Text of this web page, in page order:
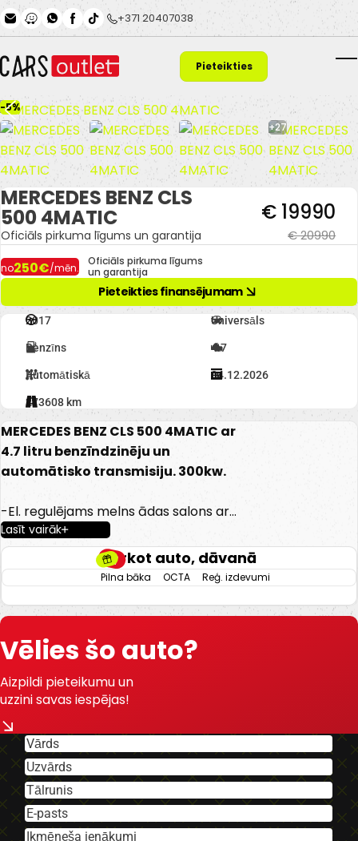
Skip to main content+371 20407038
Pieteikties
finansējumam
-5%
+27
MERCEDES BENZ CLS
500 4MATIC
Oficiāls pirkuma līgums un garantija € 20990
€ 19990
no250€/mēn.
Oficiāls pirkuma līgums
un garantija
Pieteikties finansējumam
2017 Universāls
Benzīns 4.7
Automātiskā 04.12.2026
273608 km
Pērkot auto, dāvanā
Reģ. izdevumi
OCTA
Pilna bāka
MERCEDES BENZ CLS 500 4MATIC ar
4.7 litru benzīndzinēju un
automātisko transmisiju. 300kw.
-El. regulējams melns ādas salons ar
atmiņu.
-Automātiskā transmisija.
-Apsildāmas priekšējās sēdvietas
-Priekšējo sēdvietu ventilācija.
-Elektriski vadāmi logi.
-Elektriski vadāmi sānu spoguļi.
-Tonēti aizmugurējie logi.
-Kruīzkontrole.
-Mercedes multimedia.
-Kondicionieris.
-Navigācija.
-Lūka.
-Klimatkontrole.
-Multifunkcionāla stūre.
Lasīt vairāk
Vēlies šo auto?
Aizpildi pieteikumu un
uzzini savas iespējas!